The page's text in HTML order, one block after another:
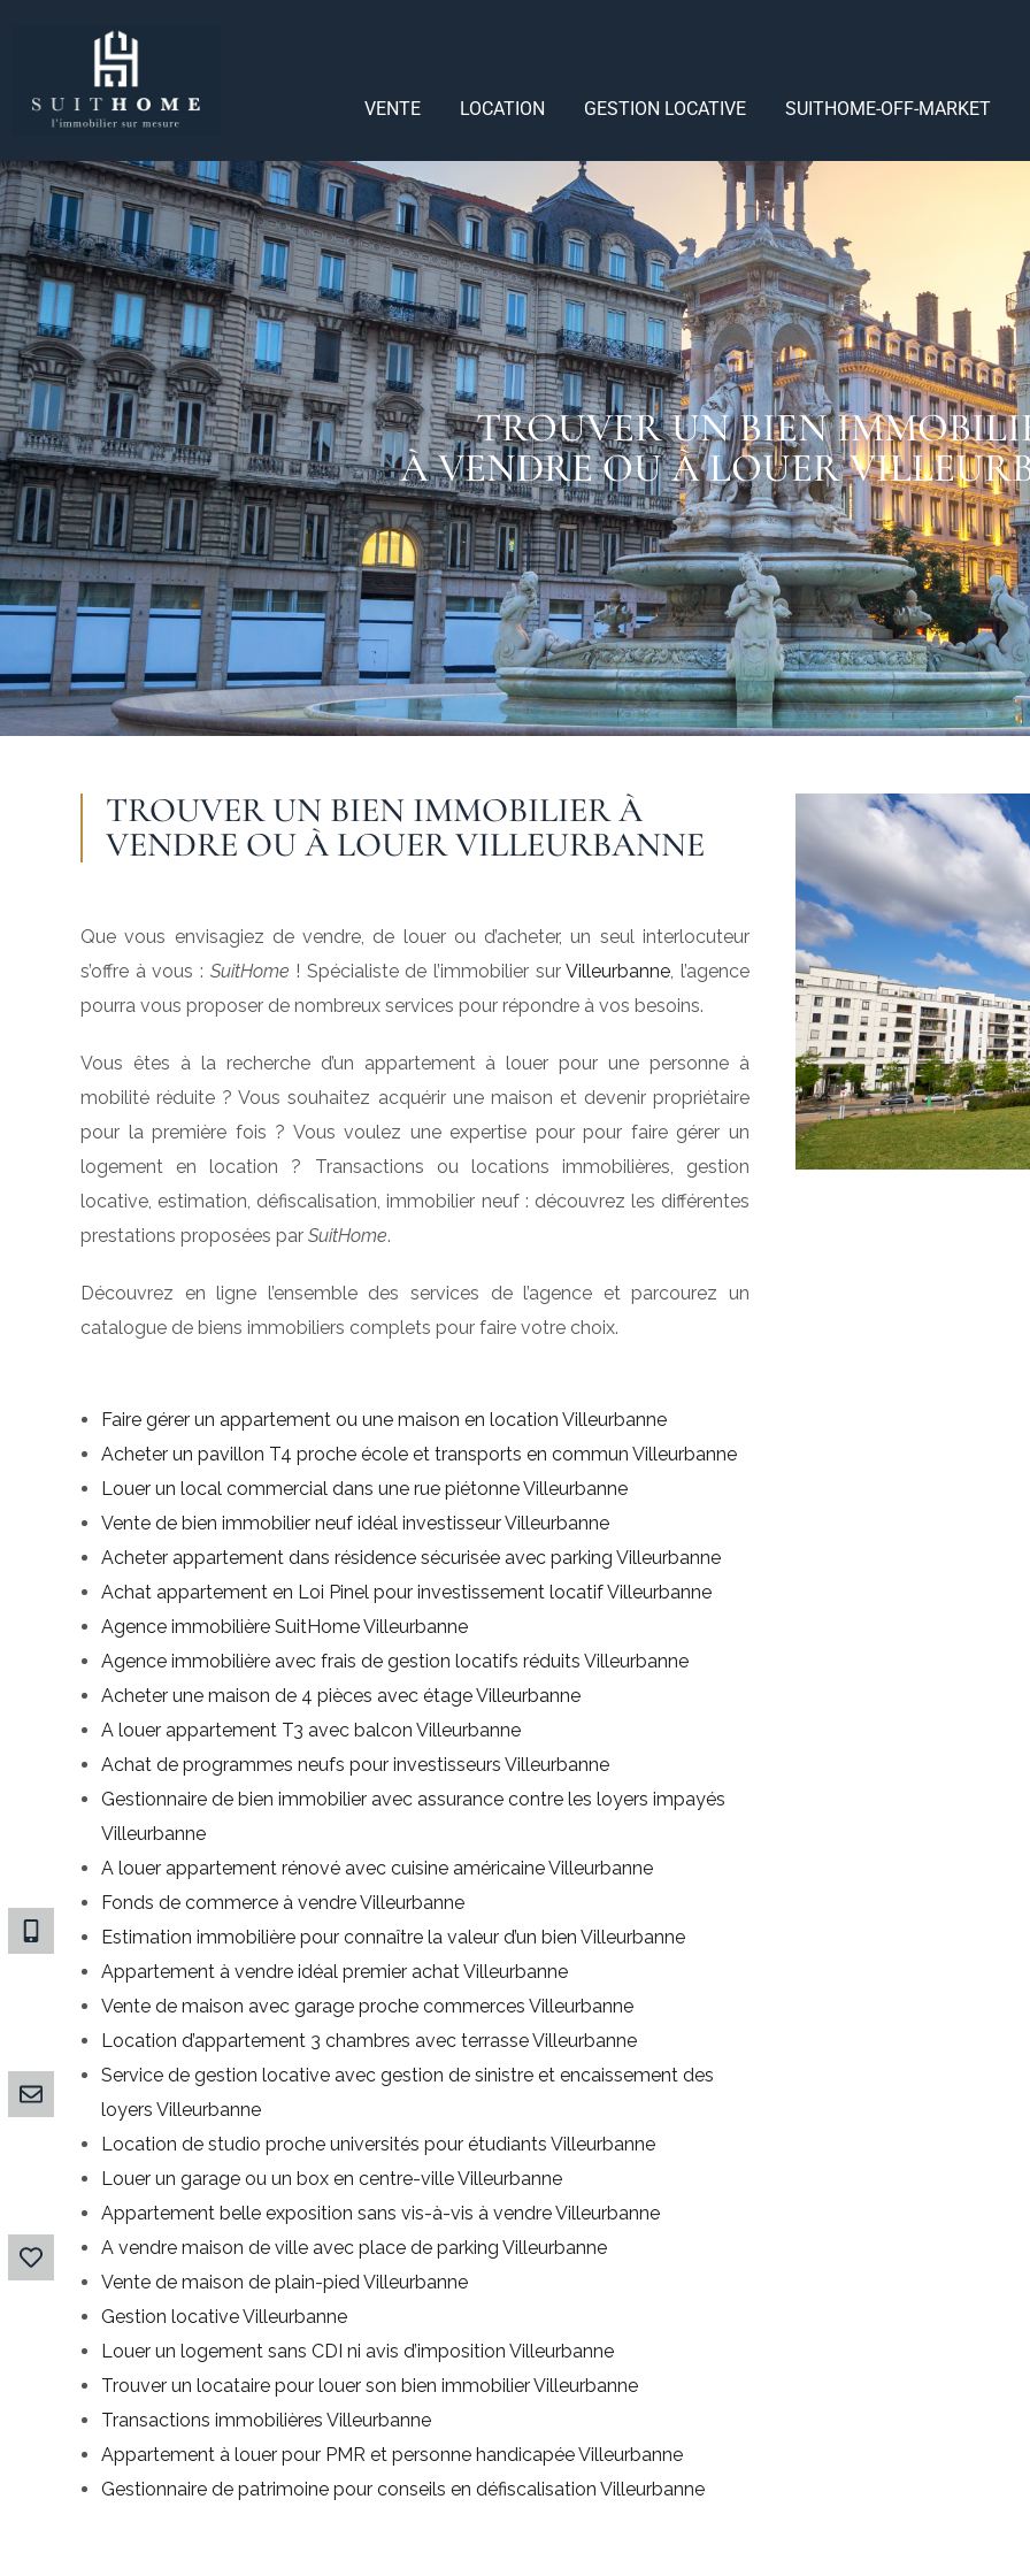
VENTE LOCATION GESTION LOCATIVE SUITHOME-OFF-MARKET
TROUVER UN BIEN
À VENDRE OU À LOUER
TROUVER UN BIEN IMMOBILIER À
VENDRE OU À LOUER VILLEURBANNE
Que vous envisagiez de vendre, de louer ou d’acheter, un seul interlocuteur
s’offre à vous : SuitHome ! Spécialiste de l’immobilier surVilleurbanne, l’agence
pourra vous proposer de nombreux services pour répondre à vos besoins.
Vous êtes à la recherche d’un appartement à louer pour une personne à
mobilité réduite ? Vous souhaitez acquérir une maison et devenir propriétaire
pour la première fois ? Vous voulez une expertise pour pour faire gérer un
logement en location ? Transactions ou locations immobilières, gestion
locative, estimation, défiscalisation, immobilier neuf : découvrez les différentes
prestations proposées par SuitHome.
Découvrez en ligne l’ensemble des services de l’agence et parcourez un
catalogue de biens immobiliers complets pour faire votre choix.
Faire gérer un appartement ou une maison en location Villeurbanne
Acheter un pavillon T4 proche école et transports en commun Villeurbanne
Louer un local commercial dans une rue piétonne Villeurbanne
Vente de bien immobilier neuf idéal investisseur Villeurbanne
Acheter appartement dans résidence sécurisée avec parking Villeurbanne
Achat appartement en Loi Pinel pour investissement locatif Villeurbanne
Agence immobilière SuitHome Villeurbanne
Agence immobilière avec frais de gestion locatifs réduits Villeurbanne
Acheter une maison de 4 pièces avec étage Villeurbanne
A louer appartement T3 avec balcon Villeurbanne
Achat de programmes neufs pour investisseurs Villeurbanne
Gestionnaire de bien immobilier avec assurance contre les loyers impayés
Villeurbanne
A louer appartement rénové avec cuisine américaine Villeurbanne
Fonds de commerce à vendre Villeurbanne
Estimation immobilière pour connaître la valeur d’un bien Villeurbanne
Appartement à vendre idéal premier achat Villeurbanne
Vente de maison avec garage proche commerces Villeurbanne
Location d’appartement 3 chambres avec terrasse Villeurbanne
Service de gestion locative avec gestion de sinistre et encaissement des
loyers Villeurbanne
Location de studio proche universités pour étudiants Villeurbanne
Louer un garage ou un box en centre-ville Villeurbanne
Appartement belle exposition sans vis-à-vis à vendre Villeurbanne
A vendre maison de ville avec place de parking Villeurbanne
Vente de maison de plain-pied Villeurbanne
Gestion locative Villeurbanne
Louer un logement sans CDI ni avis d’imposition Villeurbanne
Trouver un locataire pour louer son bien immobilier Villeurbanne
Transactions immobilières Villeurbanne
Appartement à louer pour PMR et personne handicapée Villeurbanne
Gestionnaire de patrimoine pour conseils en défiscalisation Villeurbanne